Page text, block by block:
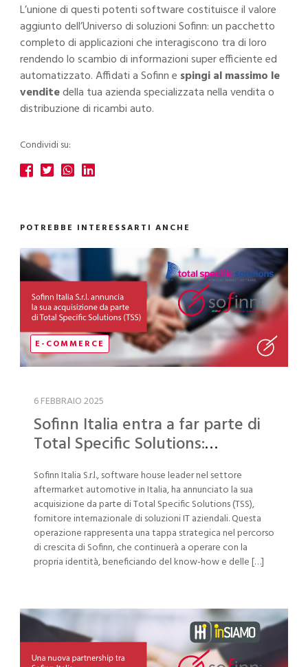
L’unione di questi potenti software costituisce il valore
aggiunto dell’Universo di soluzioni Sofinn: unpacchetto
completo di applicazioniche interagiscono tra di loro
rendendo lo scambio di informazioni super efficiente ed
automatizzato. Affidati a Sofinn e spingi al massimo le
venditedella tua azienda specializzata nella vendita o
distribuzione di ricambi auto.
Condividi su:
POTREBBE INTERESSARTI ANCHE
E-COMMERCE
6 FEBBRAIO 2025
Sofinn Italia entra a far parte di
Total Specific Solutions:
settore aftermarket automotive
Sofinn Italia S.r.l., software house leader nel settore
aftermarket automotive in Italia, ha annunciato la sua
acquisizione da parte di Total Specific Solutions (TSS),
fornitore internazionale di soluzioni IT aziendali. Questa
operazione rappresenta una tappa strategica nel percorso
di crescita di Sofinn, che continuerà a operare con la
propria identità, beneficiando del know-how e delle […]